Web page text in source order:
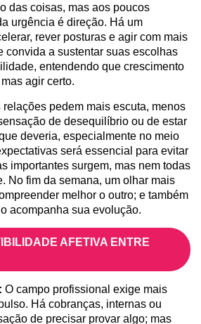
das coisas, mas aos poucos
urgência é direção. Há um
rever posturas e agir com mais
convida a sustentar suas escolhas
entendendo que crescimento
agir certo.
relações pedem mais escuta, menos
de desequilíbrio ou de estar
deveria, especialmente no meio
será essencial para evitar
importantes surgem, mas nem todas
No fim da semana, um olhar mais
melhor o outro; e também
acompanha sua evolução.
AFETIVA ENTRE
O campo profissional exige mais
Há cobranças, internas ou
de precisar provar algo; mas